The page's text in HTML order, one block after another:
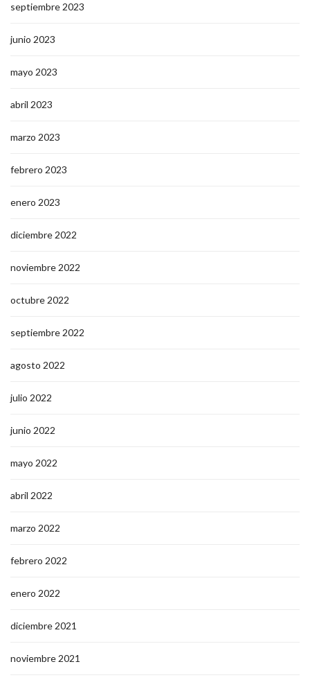
septiembre 2023
junio 2023
mayo 2023
abril 2023
marzo 2023
febrero 2023
enero 2023
diciembre 2022
noviembre 2022
octubre 2022
septiembre 2022
agosto 2022
julio 2022
junio 2022
mayo 2022
abril 2022
marzo 2022
febrero 2022
enero 2022
diciembre 2021
noviembre 2021